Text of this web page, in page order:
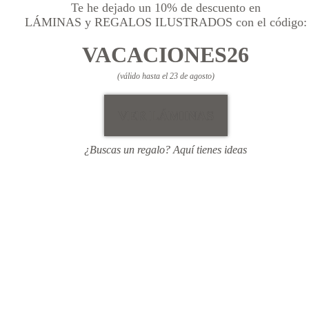
Te he dejado un 10% de descuento en
LÁMINAS y REGALOS ILUSTRADOS con el código:
VACACIONES26
(válido hasta el 23 de agosto)
¿Buscas un regalo? Aquí tienes ideas